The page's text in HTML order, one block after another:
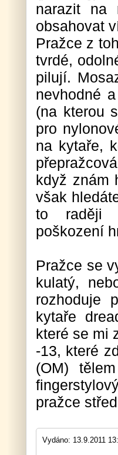
narazit na
obsahovat
Pražce z
tvrdé,
pilují.
nevhodné
(na kterou
pro
na kytaře,
když znám
však
to raději
poškození
Pražce se
kulatý,
rozhoduje
kytaře
které se mi
-13, které
(OM)
pražce
Vydáno: 13.9.2011